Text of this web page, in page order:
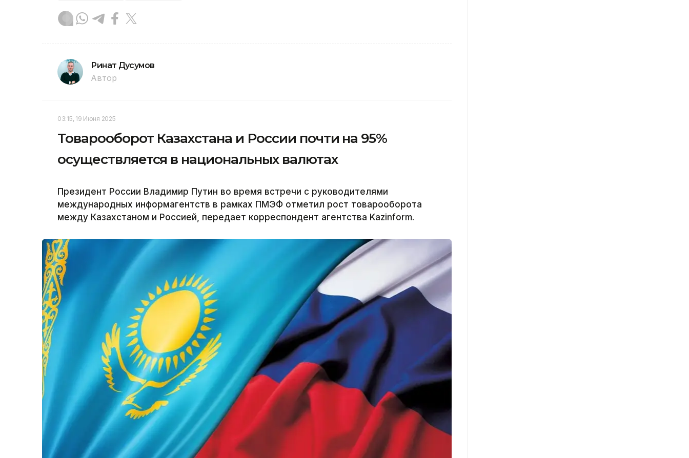
Ринат Дусумов
Автор
03:15, 19 Июня 2025
Товарооборот Казахстана и России почти на 95%
осуществляется в национальных валютах
Президент России Владимир Путин во время встречи с руководителями
международных информагентств в рамках ПМЭФ отметил рост товарооборота
между Казахстаном и Россией, передает корреспондент агентства Kazinform.